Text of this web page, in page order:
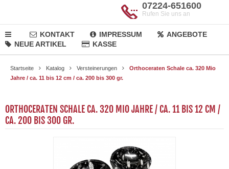
07224-651600
Rufen Sie uns an
KONTAKT IMPRESSUM
ANGEBOTE
NEUE ARTIKEL
KASSE
Startseite Katalog Versteinerungen
Orthoceraten Schale ca. 320 Mio
Jahre / ca. 11 bis 12 cm / ca. 200 bis 300 gr.
ORTHOCERATEN SCHALE CA. 320 MIO JAHRE / CA. 11 BIS 12 CM /
CA. 200 BIS 300 GR.